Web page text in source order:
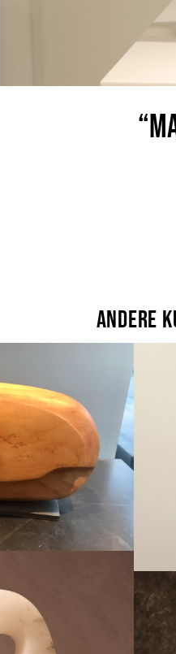
Andere